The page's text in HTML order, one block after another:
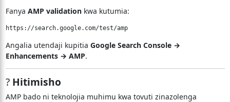
Fanya AMP validationkwa kutumia:
https://search.google.com/test/amp
Angalia utendaji kupitia Google Search Console →
Enhancements → AMP.
? Hitimisho
AMP bado ni teknolojia muhimu kwa tovuti zinazolenga